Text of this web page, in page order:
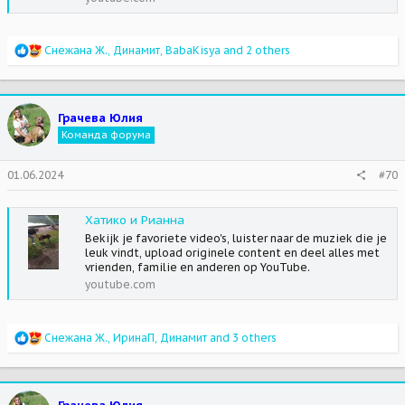
R
a
c
t
i
o
s
:
Снежана Ж., Динамит, BabaKisya and 2 others
Грачева Юлия
Команда форума
01.06.2024 #70
Хатико и Рианна
Bekijk je favoriete video's, luister naar de muziek die je
leuk vindt, upload originele content en deel alles met
vrienden, familie en anderen op YouTube.
youtube.com
R
a
c
t
Снежана Ж., ИринаП, Динамит and 3 others